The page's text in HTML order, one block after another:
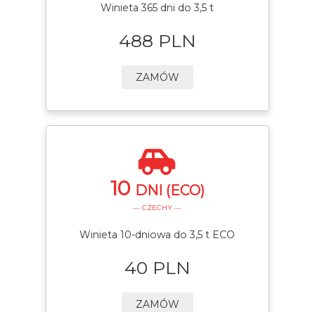
Winieta 365 dni do 3,5 t
488 PLN
ZAMÓW
10 DNI (ECO)
— CZECHY —
Winieta 10-dniowa do 3,5 t ECO
40 PLN
ZAMÓW